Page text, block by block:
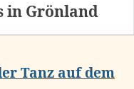
in Grönland
Tanz auf dem